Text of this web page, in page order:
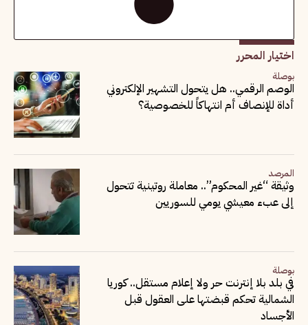
اختيار المحرر
بوصلة
الوصم الرقمي.. هل يتحول التشهير الإلكتروني
أداة للإنصاف أم انتهاكاً للخصوصية؟
المرصد
وثيقة “غير المحكوم”.. معاملة روتينية تتحول
إلى عبء معيشي يومي للسوريين
بوصلة
في بلد بلا إنترنت حر ولا إعلام مستقل.. كوريا
الشمالية تحكم قبضتها على العقول قبل
الأجساد